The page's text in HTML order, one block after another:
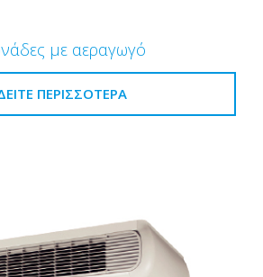
με αεραγωγό
ΠΕΡΙΣΣΌΤΕΡΑ